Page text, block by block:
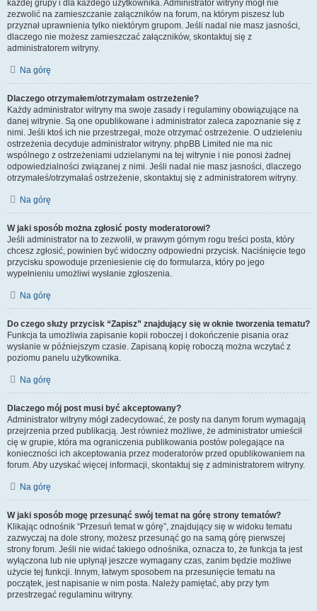
każdej grupy i dla każdego użytkownika. Administrator witryny mógł nie
zezwolić na zamieszczanie załączników na forum, na którym piszesz lub
przyznał uprawnienia tylko niektórym grupom. Jeśli nadal nie masz jasności,
dlaczego nie możesz zamieszczać załączników, skontaktuj się z
administratorem witryny.
Na górę
Dlaczego otrzymałem/otrzymałam ostrzeżenie?
Każdy administrator witryny ma swoje zasady i regulaminy obowiązujące na
danej witrynie. Są one opublikowane i administrator zaleca zapoznanie się z
nimi. Jeśli ktoś ich nie przestrzegał, może otrzymać ostrzeżenie. O udzieleniu
ostrzeżenia decyduje administrator witryny. phpBB Limited nie ma nic
wspólnego z ostrzeżeniami udzielanymi na tej witrynie i nie ponosi żadnej
odpowiedzialności związanej z nimi. Jeśli nadal nie masz jasności, dlaczego
otrzymałeś/otrzymałaś ostrzeżenie, skontaktuj się z administratorem witryny.
Na górę
W jaki sposób można zgłosić posty moderatorowi?
Jeśli administrator na to zezwolił, w prawym górnym rogu treści posta, który
chcesz zgłosić, powinien być widoczny odpowiedni przycisk. Naciśnięcie tego
przycisku spowoduje przeniesienie cię do formularza, który po jego
wypełnieniu umożliwi wysłanie zgłoszenia.
Na górę
Do czego służy przycisk “Zapisz” znajdujący się w oknie tworzenia tematu?
Funkcja ta umożliwia zapisanie kopii roboczej i dokończenie pisania oraz
wysłanie w późniejszym czasie. Zapisaną kopię roboczą można wczytać z
poziomu panelu użytkownika.
Na górę
Dlaczego mój post musi być akceptowany?
Administrator witryny mógł zadecydować, że posty na danym forum wymagają
przejrzenia przed publikacją. Jest również możliwe, że administrator umieścił
cię w grupie, która ma ograniczenia publikowania postów polegające na
konieczności ich akceptowania przez moderatorów przed opublikowaniem na
forum. Aby uzyskać więcej informacji, skontaktuj się z administratorem witryny.
Na górę
W jaki sposób mogę przesunąć swój temat na górę strony tematów?
Klikając odnośnik “Przesuń temat w górę”, znajdujący się w widoku tematu
zazwyczaj na dole strony, możesz przesunąć go na samą górę pierwszej
strony forum. Jeśli nie widać takiego odnośnika, oznacza to, że funkcja ta jest
wyłączona lub nie upłynął jeszcze wymagany czas, zanim będzie możliwe
użycie tej funkcji. Innym, łatwym sposobem na przesunięcie tematu na
początek, jest napisanie w nim posta. Należy pamiętać, aby przy tym
przestrzegać regulaminu witryny.